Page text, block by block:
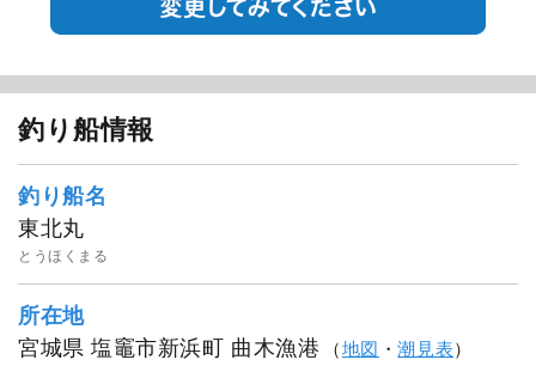
釣り船情報
釣り船名
東北丸
とうほくまる
所在地
宮城県 塩竈市新浜町 曲木漁港
（地図 ・潮見表）